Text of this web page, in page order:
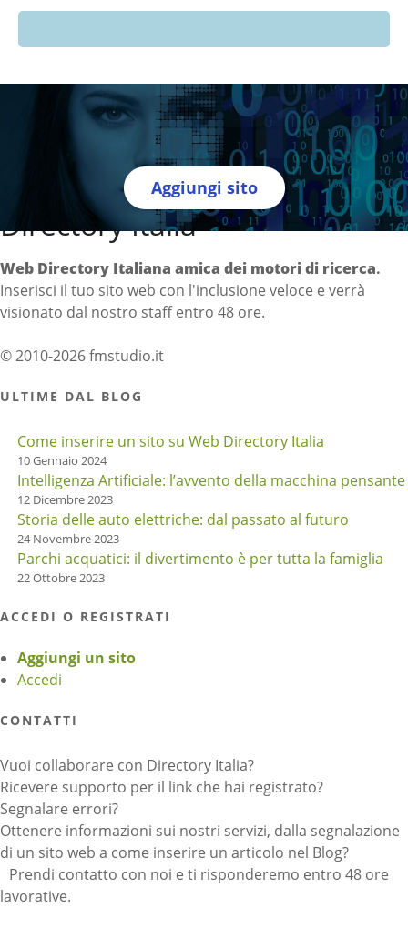
Aggiungi sito
Directory Italia
Web Directory Italiana amica dei motori di ricerca.
Inserisci il tuo sito web con l'inclusione veloce e verrà
visionato dal nostro staff entro 48 ore.
© 2010-2026 fmstudio.it
ULTIME DAL BLOG
Come inserire un sito su Web Directory Italia
10 Gennaio 2024
Intelligenza Artificiale: l’avvento della macchina pensante
12 Dicembre 2023
Storia delle auto elettriche: dal passato al futuro
24 Novembre 2023
Parchi acquatici: il divertimento è per tutta la famiglia
22 Ottobre 2023
ACCEDI O REGISTRATI
Aggiungi un sito
Accedi
CONTATTI
Vuoi collaborare con Directory Italia?
Ricevere supporto per il link che hai registrato?
Segnalare errori?
Ottenere informazioni sui nostri servizi, dalla segnalazione
di un sito web a come inserire un articolo nel Blog?
Prendi contatto con noi e ti risponderemo entro 48 ore
lavorative.